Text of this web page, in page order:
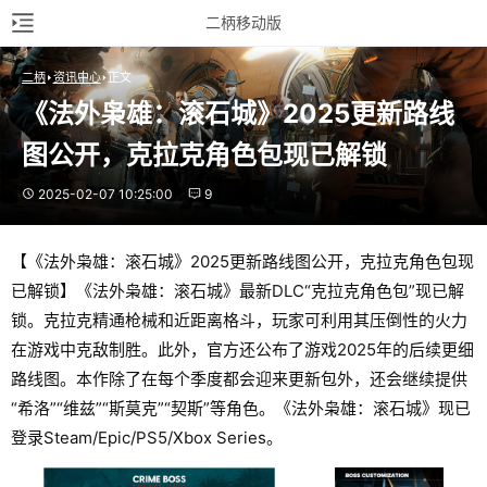
二柄移动版
二柄 资讯中心 正文
《法外枭雄：滚石城》2025更新路线
图公开，克拉克角色包现已解锁
2025-02-07 10:25:00 9
【《法外枭雄：滚石城》2025更新路线图公开，克拉克角色包现
已解锁】《法外枭雄：滚石城》最新DLC“克拉克角色包”现已解
锁。克拉克精通枪械和近距离格斗，玩家可利用其压倒性的火力
在游戏中克敌制胜。此外，官方还公布了游戏2025年的后续更细
路线图。本作除了在每个季度都会迎来更新包外，还会继续提供
“希洛”“维兹”“斯莫克”“契斯”等角色。《法外枭雄：滚石城》现已
登录Steam/Epic/PS5/Xbox Series。